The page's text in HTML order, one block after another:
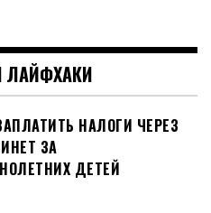
ЛАЙФХАКИ
НАЛОГИ ЧЕРЕЗ
ЗА
ДЕТЕЙ